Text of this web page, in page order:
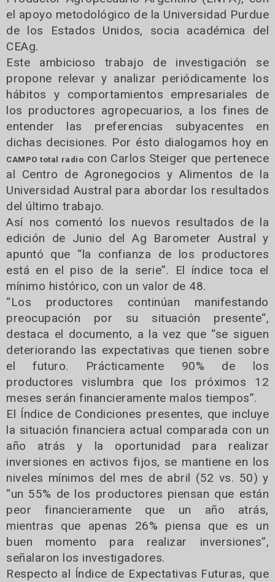
el apoyo metodológico de la Universidad Purdue
de los Estados Unidos, socia académica del
CEAg.
Este ambicioso trabajo de investigación se
propone relevar y analizar periódicamente los
hábitos y comportamientos empresariales de
los productores agropecuarios, a los fines de
entender las preferencias subyacentes en
dichas decisiones. Por ésto dialogamos hoy en
CAMPO total radio con Carlos Steiger que pertenece
al Centro de Agronegocios y Alimentos de la
Universidad Austral para abordar los resultados
del último trabajo.
Así nos comentó los nuevos resultados de la
edición de Junio del Ag Barometer Austral y
apuntó que “la confianza de los productores
está en el piso de la serie”. El índice toca el
mínimo histórico, con un valor de 48.
“Los productores continúan manifestando
preocupación por su situación presente“,
destaca el documento, a la vez que “se siguen
deteriorando las expectativas que tienen sobre
el futuro. Prácticamente 90% de los
productores vislumbra que los próximos 12
meses serán financieramente malos tiempos”.
El Índice de Condiciones presentes, que incluye
la situación financiera actual comparada con un
año atrás y la oportunidad para realizar
inversiones en activos fijos, se mantiene en los
niveles mínimos del mes de abril (52 vs. 50) y
“un 55% de los productores piensan que están
peor financieramente que un año atrás,
mientras que apenas 26% piensa que es un
buen momento para realizar inversiones”,
señalaron los investigadores.
Respecto al Índice de Expectativas Futuras, que